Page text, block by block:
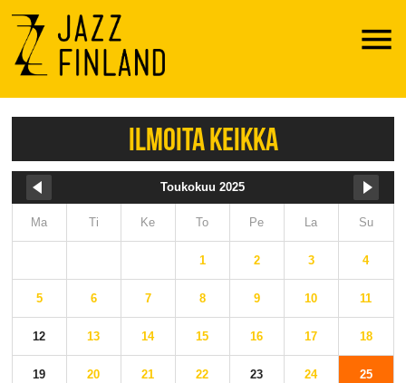
Menu
ILMOITA KEIKKA
Toukokuu 2025
Ma Ti Ke To Pe La Su
1 2 3 4
5 6 7 8 9 10 11
12 13 14 15 16 17 18
19 20 21 22 23 24 25